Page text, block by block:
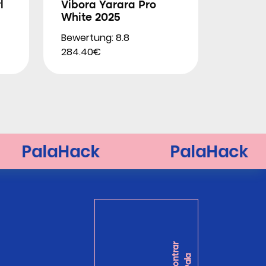
Vibora Yarara Pro
White 2025
Bewertung: 8.8
284.40€